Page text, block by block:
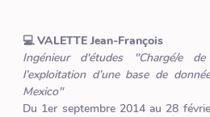
💻 VALETTE Jean-François
Ingénieur d'études "Chargé/e
l’exploitation d’une base de
Mexico"
Du 1er septembre 2014 au 28